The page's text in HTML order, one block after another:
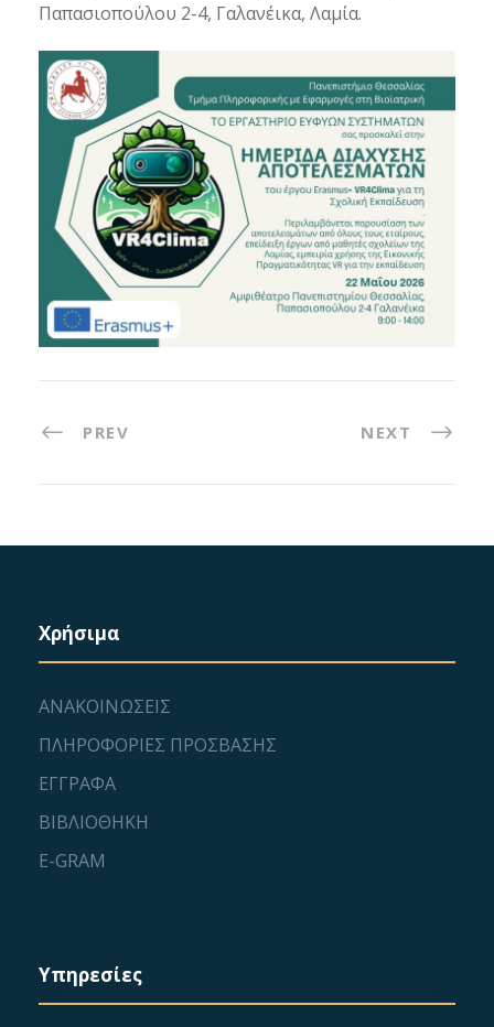
Παπασιοπούλου 2-4, Γαλανέικα, Λαμία.
PREV NEXT
Χρήσιμα
ΑΝΑΚΟΙΝΩΣΕΙΣ
ΠΛΗΡΟΦΟΡΙΕΣ ΠΡΟΣΒΑΣΗΣ
ΕΓΓΡΑΦΑ
ΒΙΒΛΙΟΘΗΚΗ
E-GRAM
Υπηρεσίες